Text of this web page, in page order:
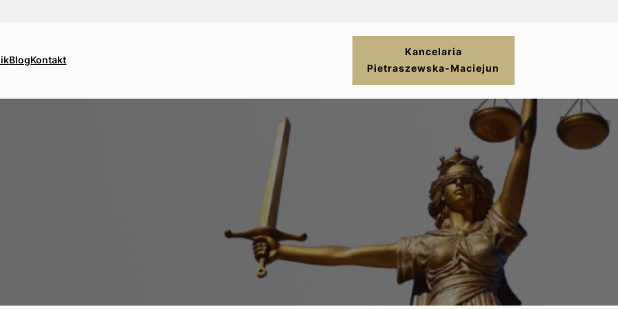
BlogKontakt
Kancelaria
Pietraszewska-Maciejun